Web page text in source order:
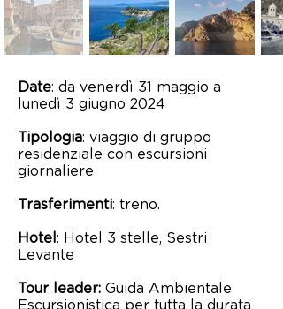
Date: da venerdì 31 maggio a
lunedì 3 giugno 2024
Tipologia: viaggio di gruppo
residenziale con escursioni
giornaliere
Trasferimenti: treno.
Hotel : Hotel 3 stelle, Sestri
Levante
Tour leader: Guida Ambientale
Escursionistica per tutta la durata